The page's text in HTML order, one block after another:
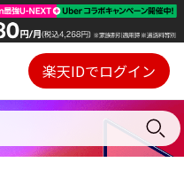
Webプレイヤー
ご契約内容の確認・変更
楽天IDでログイン